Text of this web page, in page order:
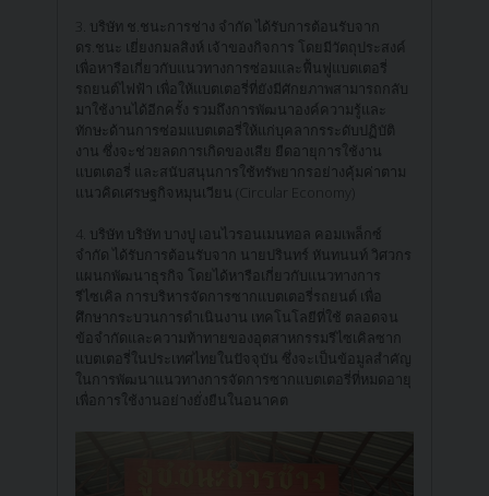
3. บริษัท ช.ชนะการช่าง จำกัด ได้รับการต้อนรับจาก
ดร.ชนะ เยี่ยงกมลสิงห์ เจ้าของกิจการ โดยมีวัตถุประสงค์
เพื่อหารือเกี่ยวกับแนวทางการซ่อมและฟื้นฟูแบตเตอรี่
รถยนต์ไฟฟ้า เพื่อให้แบตเตอรี่ที่ยังมีศักยภาพสามารถกลับ
มาใช้งานได้อีกครั้ง รวมถึงการพัฒนาองค์ความรู้และ
ทักษะด้านการซ่อมแบตเตอรี่ให้แก่บุคลากรระดับปฏิบัติ
งาน ซึ่งจะช่วยลดการเกิดของเสีย ยืดอายุการใช้งาน
แบตเตอรี่ และสนับสนุนการใช้ทรัพยากรอย่างคุ้มค่าตาม
แนวคิดเศรษฐกิจหมุนเวียน (Circular Economy)
4. บริษัท บริษัท บางปู เอนไวรอนเมนทอล คอมเพล็กซ์
จำกัด ได้รับการต้อนรับจาก นายปรินทร์ หันทนนท์ วิศวกร
แผนกพัฒนาธุรกิจ โดยได้หารือเกี่ยวกับแนวทางการ
รีไซเคิล การบริหารจัดการซากแบตเตอรี่รถยนต์ เพื่อ
ศึกษากระบวนการดำเนินงาน เทคโนโลยีที่ใช้ ตลอดจน
ข้อจำกัดและความท้าทายของอุตสาหกรรมรีไซเคิลซาก
แบตเตอรี่ในประเทศไทยในปัจจุบัน ซึ่งจะเป็นข้อมูลสำคัญ
ในการพัฒนาแนวทางการจัดการซากแบตเตอรี่ที่หมดอายุ
เพื่อการใช้งานอย่างยั่งยืนในอนาคต